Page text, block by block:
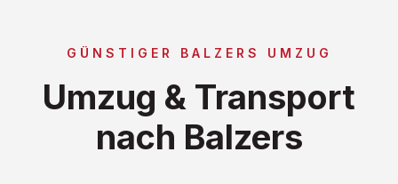
GÜNSTIGER BALZERS UMZUG
Umzug & Transport
nach Balzers